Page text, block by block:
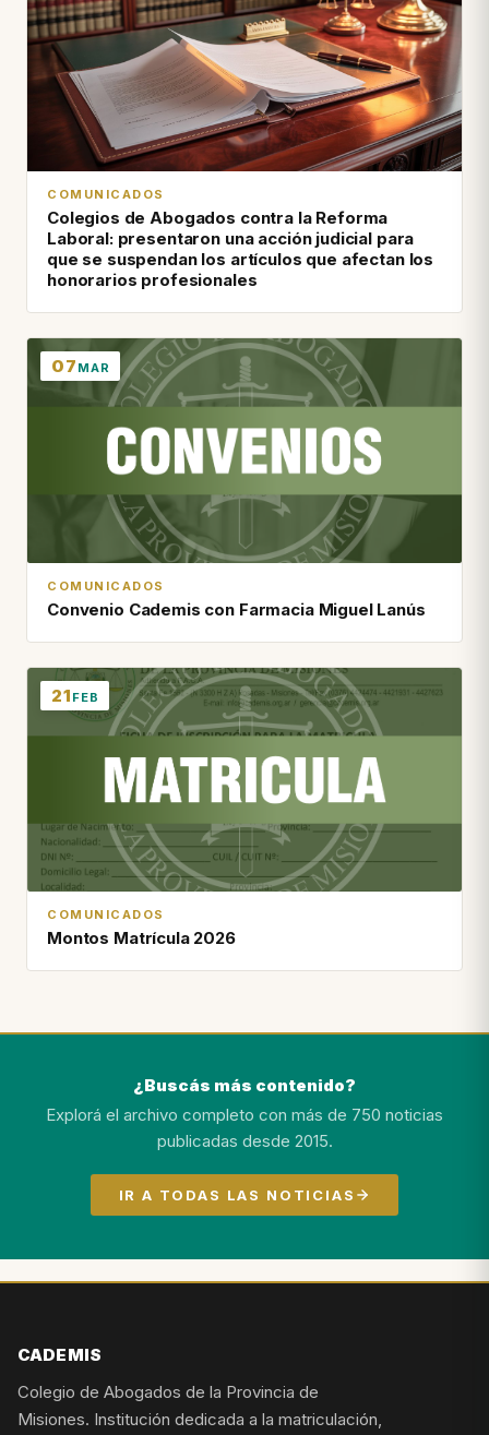
COMUNICADOS
Colegios de Abogados contra la Reforma
Laboral: presentaron una acción judicial para
que se suspendan los artículos que afectan los
honorarios profesionales
07 MAR
COMUNICADOS
Convenio Cademis con Farmacia Miguel Lanús
21 FEB
COMUNICADOS
Montos Matrícula 2026
¿Buscás más contenido?
Explorá el archivo completo con más de 750 noticias
publicadas desde 2015.
IR A TODAS LAS NOTICIAS
CADEMIS
Colegio de Abogados de la Provincia de
Misiones. Institución dedicada a la matriculación,